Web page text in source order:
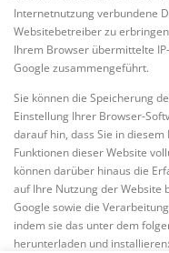
Internetnutzung verbundene
Websitebetreiber zu
Ihrem Browser übermittelte
Google zusammengeführt.
Sie können die Speicherung
Einstellung Ihrer Browser-
darauf hin, dass Sie in
Funktionen dieser Website
können darüber hinaus die
auf Ihre Nutzung der Website
Google sowie die
indem sie das unter dem
herunterladen und installieren: